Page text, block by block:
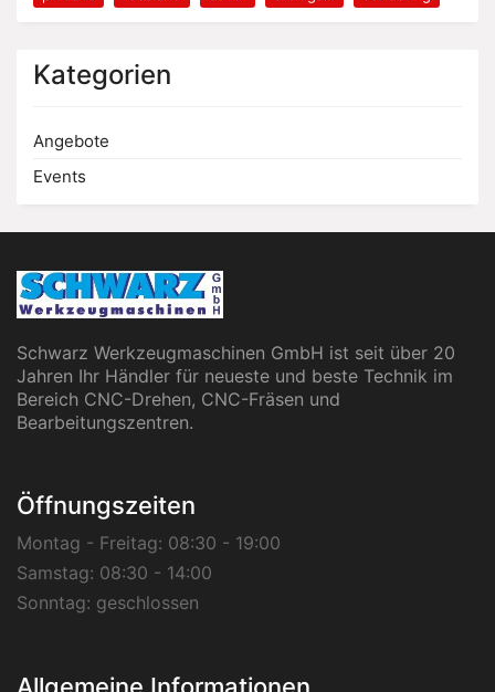
Kategorien
Angebote
Events
Schwarz Werkzeugmaschinen GmbH ist seit über 20
Jahren Ihr Händler für neueste und beste Technik im
Bereich CNC-Drehen, CNC-Fräsen und
Bearbeitungszentren.
Öffnungszeiten
Montag - Freitag: 08:30 - 19:00
Samstag: 08:30 - 14:00
Sonntag: geschlossen